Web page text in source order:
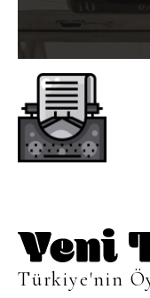
Türkiye'nin